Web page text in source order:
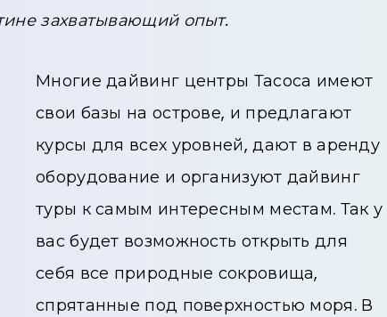
захватывающий опыт.
Многие дайвинг центры Тасоса имеют
свои базы на острове, и предлагают
курсы для всех уровней, дают в аренду
оборудование и организуют дайвинг
туры к самым интересным местам. Так у
вас будет возможность открыть для
себя все природные сокровища,
спрятанные под поверхностью моря. В